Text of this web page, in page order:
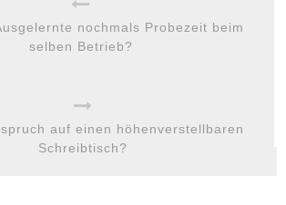
nochmals Probezeit beim
selben Betrieb?
auf einen höhenverstellbaren
Schreibtisch?